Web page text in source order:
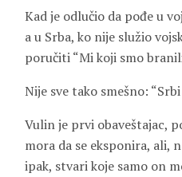
Kad je odlučio da pođe u
a u Srba, ko nije služio
poručiti “Mi koji smo
Nije sve tako smešno:
Vulin je prvi obaveštajac,
mora da se eksponira, ali,
ipak, stvari koje samo on